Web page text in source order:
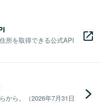
所を取得できる公式API
から。（2026年7月31日